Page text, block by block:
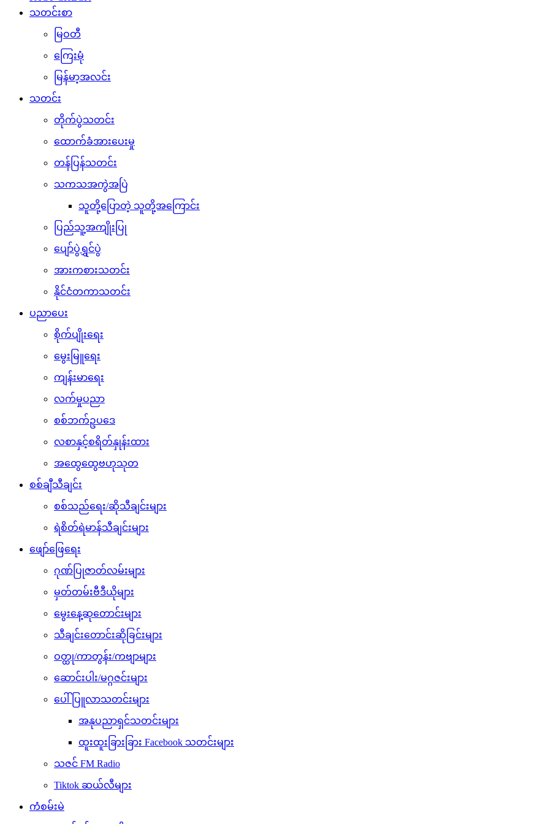
သတင်းစာ
မြဝတီ
ကြေးမုံ
မြန်မာ့အလင်း
သတင်း
တိုက်ပွဲသတင်း
ထောက်ခံအားပေးမှု
တန်ပြန်သတင်း
သကသအကွဲအပြဲ
သူတို့ပြောတဲ့ သူတို့အကြောင်း
ပြည်သူ့အကျိုးပြု
ပျော်ပွဲရွှင်ပွဲ
အားကစားသတင်း
နိုင်ငံတကာသတင်း
ပညာပေး
စိုက်ပျိုးရေး
မွေးမြူရေး
ကျန်းမာရေး
လက်မှုပညာ
စစ်ဘက်ဥပဒေ
လစာနှင့်စရိတ်နှုန်းထား
အထွေထွေဗဟုသုတ
စစ်ချီသီချင်း
စစ်သည်ရေး/ဆိုသီချင်းများ
ရဲစိတ်ရဲမာန်သီချင်းများ
ဖျော်ဖြေရေး
ဂုဏ်ပြုဇာတ်လမ်းများ
မှတ်တမ်းဗီဒီယိုများ
မွေးနေ့ဆုတောင်းများ
သီချင်းတောင်းဆိုခြင်းများ
ဝတ္ထု/ကာတွန်း/ကဗျာများ
ဆောင်းပါး/မဂ္ဂဇင်းများ
ပေါ်ပြူလာသတင်းများ
အနုပညာရှင်သတင်းများ
ထူးထူးခြားခြား Facebook သတင်းများ
သဇင် FM Radio
Tiktok ဆယ်လီများ
ကံစမ်းမဲ